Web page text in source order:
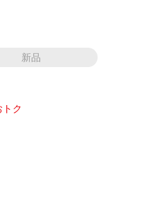
新品
ク